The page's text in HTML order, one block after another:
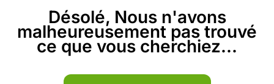
Désolé, Nous n'avons
malheureusement pas trouvé
ce que vous cherchiez...